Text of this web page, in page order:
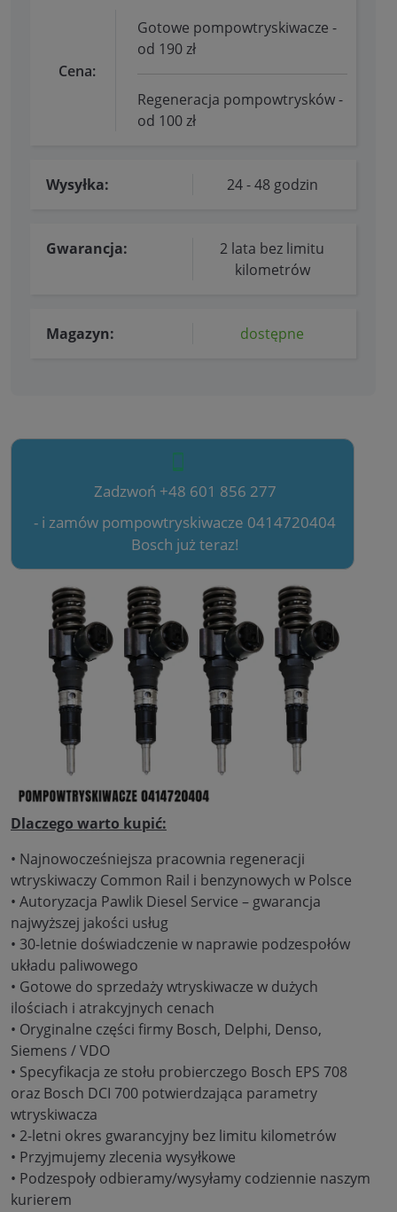
Cena:
Gotowe pompowtryskiwacze -
od 190 zł
Regeneracja pompowtrysków -
od 100 zł
Wysyłka: 24 - 48 godzin
Gwarancja:
2 lata bez limitu
kilometrów
Magazyn: dostępne
Zadzwoń +48 601 856 277
- i zamów pompowtryskiwacze 0414720404
Bosch już teraz!
Dlaczego warto kupić:
• Najnowocześniejsza pracownia regeneracji
wtryskiwaczy Common Rail i benzynowych w Polsce
• Autoryzacja Pawlik Diesel Service – gwarancja
najwyższej jakości usług
• 30-letnie doświadczenie w naprawie podzespołów
układu paliwowego
• Gotowe do sprzedaży wtryskiwacze w dużych
ilościach i atrakcyjnych cenach
• Oryginalne części firmy Bosch, Delphi, Denso,
Siemens / VDO
• Specyfikacja ze stołu probierczego Bosch EPS 708
oraz Bosch DCI 700 potwierdzająca parametry
wtryskiwacza
• 2-letni okres gwarancyjny bez limitu kilometrów
• Przyjmujemy zlecenia wysyłkowe
• Podzespoły odbieramy/wysyłamy codziennie naszym
kurierem